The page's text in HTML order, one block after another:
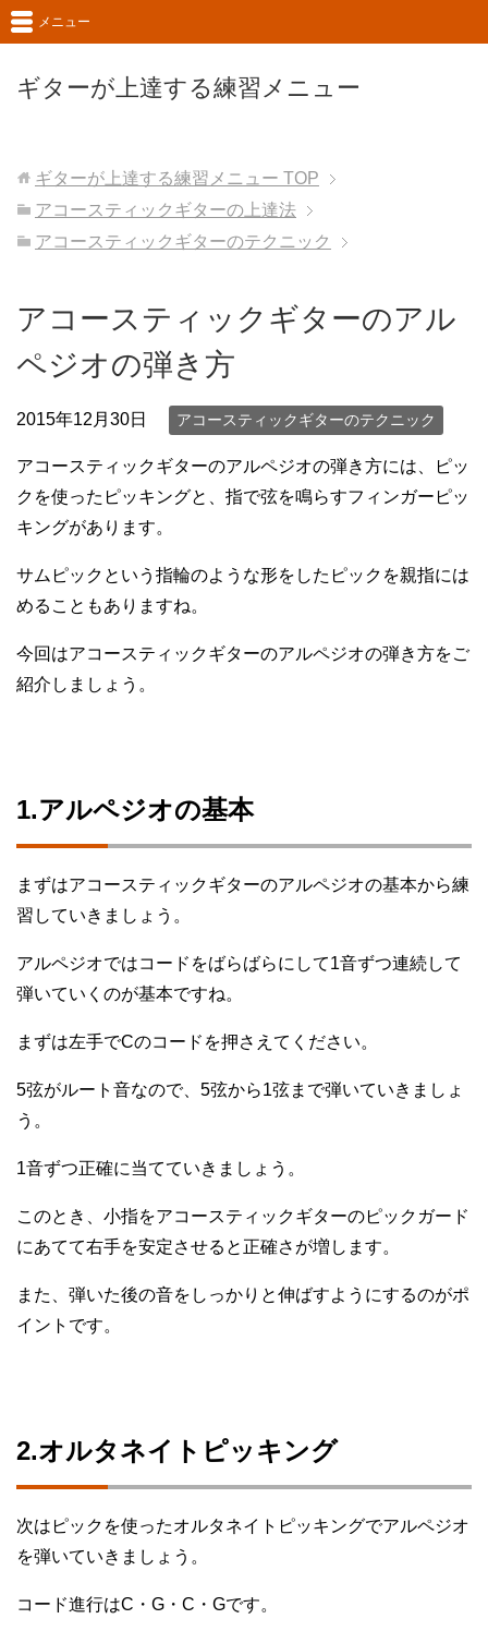
ギターが上達する練習メニュー
メニュー
ギターが上達する練習メニュー TOP
アコースティックギターの上達法
アコースティックギターのテクニック
アコースティックギターのアル
ペジオの弾き方
2015年12月30日 アコースティックギターのテクニック
アコースティックギターのアルペジオの弾き方には、ピッ
クを使ったピッキングと、指で弦を鳴らすフィンガーピッ
キングがあります。
サムピックという指輪のような形をしたピックを親指には
めることもありますね。
今回はアコースティックギターのアルペジオの弾き方をご
紹介しましょう。
1.アルペジオの基本
まずはアコースティックギターのアルペジオの基本から練
習していきましょう。
アルペジオではコードをばらばらにして1音ずつ連続して
弾いていくのが基本ですね。
まずは左手でCのコードを押さえてください。
5弦がルート音なので、5弦から1弦まで弾いていきましょ
う。
1音ずつ正確に当てていきましょう。
このとき、小指をアコースティックギターのピックガード
にあてて右手を安定させると正確さが増します。
また、弾いた後の音をしっかりと伸ばすようにするのがポ
イントです。
2.オルタネイトピッキング
次はピックを使ったオルタネイトピッキングでアルペジオ
を弾いていきましょう。
コード進行はC・G・C・Gです。